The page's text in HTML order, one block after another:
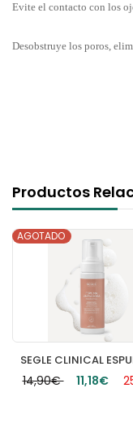
Evite el contacto con los
Desobstruye los poros,
Productos
14,90€ 11,18€
AGOTADO